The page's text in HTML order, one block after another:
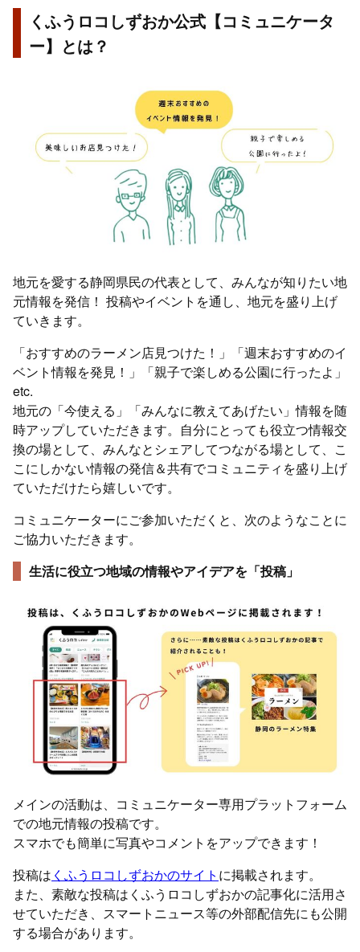
くふうロコしずおか公式【コミュニケータ
ー】とは？
地元を愛する静岡県民の代表として、みんなが知りたい地
元情報を発信！ 投稿やイベントを通し、地元を盛り上げ
ていきます。
「おすすめのラーメン店見つけた！」「週末おすすめのイ
ベント情報を発見！」「親子で楽しめる公園に行ったよ」
etc.
地元の「今使える」「みんなに教えてあげたい」情報を随
時アップしていただきます。自分にとっても役立つ情報交
換の場として、みんなとシェアしてつながる場として、こ
こにしかない情報の発信＆共有でコミュニティを盛り上げ
ていただけたら嬉しいです。
コミュニケーターにご参加いただくと、次のようなことに
ご協力いただきます。
生活に役立つ地域の情報やアイデアを「投稿」
メインの活動は、コミュニケーター専用プラットフォーム
での地元情報の投稿です。
スマホでも簡単に写真やコメントをアップできます！
投稿は くふうロコしずおかのサイト に掲載されます。
また、素敵な投稿はくふうロコしずおかの記事化に活用さ
せていただき、スマートニュース等の外部配信先にも公開
する場合があります。